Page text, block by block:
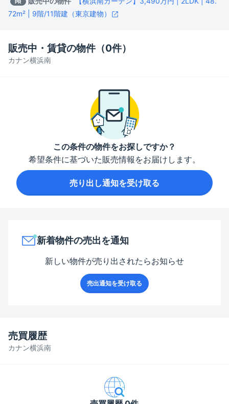
PR
72m² | 9階/11階建（東京建物）
カナン横浜南
販売中・賃貸の物件（0件）
この条件の物件をお探しですか？
希望条件に基づいた販売情報をお届けします。
売り出し通知を受け取る
新着物件の売出を通知
新しい物件が売り出されたらお知らせ
売出通知を受け取る
カナン横浜南
売買履歴